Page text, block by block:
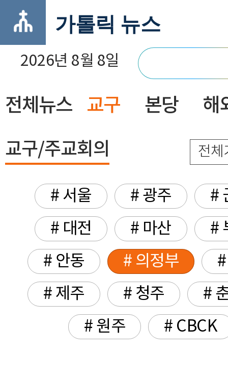
가톨릭 뉴스
2026년 8월 8일
닫기
전체뉴스 교구 본당 해
교구/주교회의 전체
# 서울 # 광주
#
# 대전
# 마산
#
# 안동
# 의정부
# 제주
# 청주
#
# 원주
# CBCK